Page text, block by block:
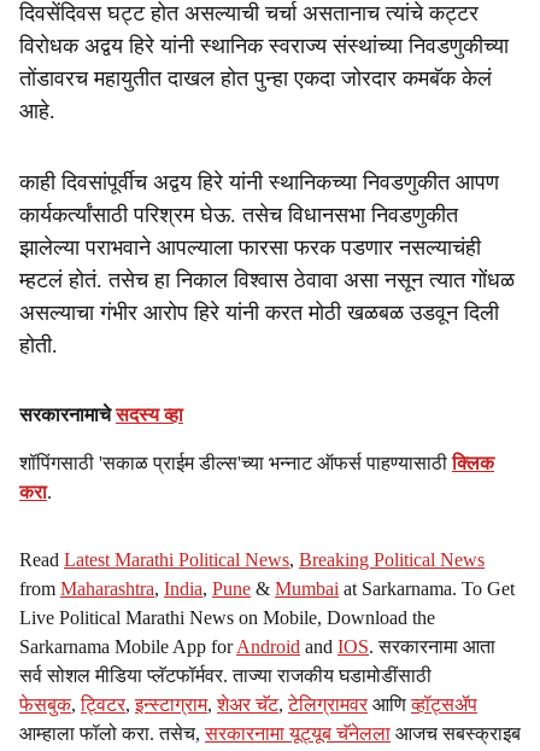
दिवसेंदिवस घट्ट होत असल्याची चर्चा असतानाच त्यांचे कट्टर
विरोधक अद्वय हिरे यांनी स्थानिक स्वराज्य संस्थांच्या निवडणुकीच्या
तोंडावरच महायुतीत दाखल होत पुन्हा एकदा जोरदार कमबॅक केलं
आहे.
काही दिवसांपूर्वीच अद्वय हिरे यांनी स्थानिकच्या निवडणुकीत आपण
कार्यकर्त्यांसाठी परिश्रम घेऊ. तसेच विधानसभा निवडणुकीत
झालेल्या पराभवाने आपल्याला फारसा फरक पडणार नसल्याचंही
म्हटलं होतं. तसेच हा निकाल विश्वास ठेवावा असा नसून त्यात गोंधळ
असल्याचा गंभीर आरोप हिरे यांनी करत मोठी खळबळ उडवून दिली
होती.
सरकारनामाचेसदस्य व्हा
शॉपिंगसाठी 'सकाळ प्राईम डील्स'च्या भन्नाट ऑफर्स पाहण्यासाठीक्लिक
करा.
Read Latest Marathi Political News, Breaking Political News
from Maharashtra, India, Pune & Mumbai at Sarkarnama. To Get
Live Political Marathi News on Mobile, Download the
Sarkarnama Mobile App forAndroid and IOS. सरकारनामा आता
सर्व सोशल मीडिया प्लॅटफॉर्मवर. ताज्या राजकीय घडामोडींसाठी
फेसबुक,ट्विटर,इन्स्टाग्राम,शेअर चॅट,टेलिग्रामवर आणिव्हॉट्सॲप
आम्हाला फॉलो करा. तसेच,सरकारनामा यूट्यूब चॅनेलला आजच सबस्क्राइब